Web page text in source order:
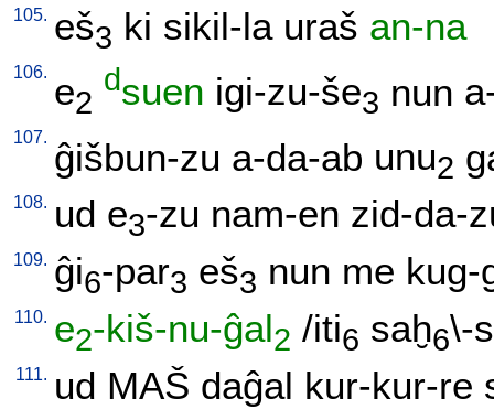
105. eš3 ki sikil-la uraš an-na
106. e2
dsuen igi-zu-še3 nun
107. ĝišbun-zu a-da-ab unu2
108. ud e3-zu nam-en zid-da-
109. ĝi6-par3 eš3 nun me kug-
110. e2-kiš-nu-ĝal2 /iti6 saḫ6\-
111. ud MAŠ daĝal kur-kur-re